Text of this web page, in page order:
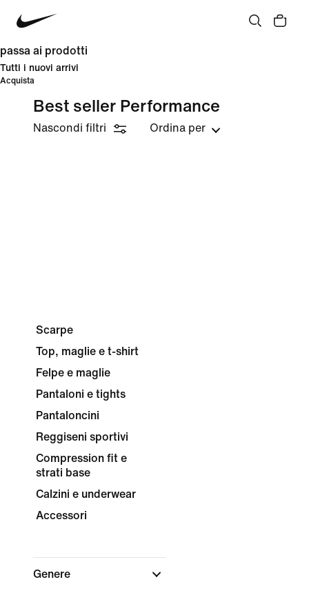
passa ai prodotti
Tutti i nuovi arrivi
Acquista
Best seller Performance
Nascondi filtri Ordina per
Scarpe
Top, maglie e t-shirt
Felpe e maglie
Pantaloni e tights
Pantaloncini
Reggiseni sportivi
Compression fit e
strati base
Calzini e underwear
Accessori
Genere